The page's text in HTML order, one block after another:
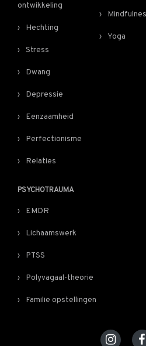
ontwikkeling
Hechting
Stress
Dwang
Depressie
Eenzaamheid
Perfectionisme
Relaties
Yoga
PSYCHOTRAUMA
EMDR
Lichaamswerk
PTSS
Polyvagaal-theorie
Familie opstellingen